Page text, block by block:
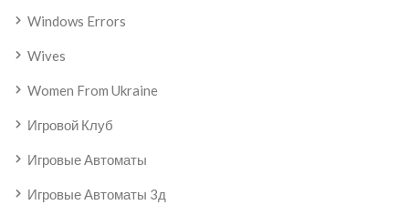
Windows Errors
Wives
Women From Ukraine
Игровой Клуб
Игровые Автоматы
Игровые Автоматы 3д